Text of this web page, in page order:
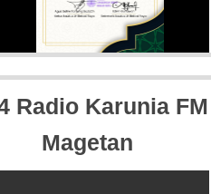
IMG-20250501-WA0005
Radio Karunia FM
Magetan